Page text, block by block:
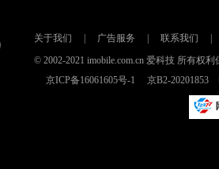
关于我们 广告服务 联系我们
© 2002-2021 imobile.com.cn 爱科技 所有权
京ICP备16061605号-1
京B2-20201853